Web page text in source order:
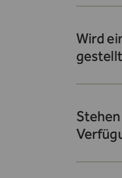
Wird